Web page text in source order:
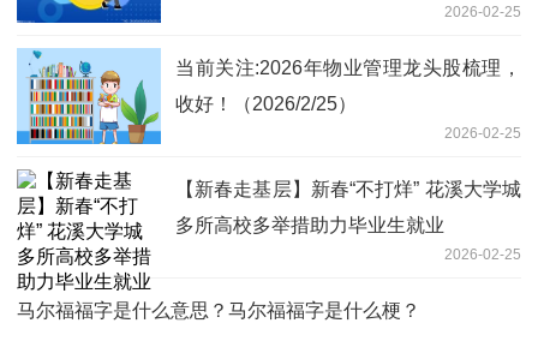
2026-02-25
当前关注:2026年物业管理龙头股梳理，
收好！（2026/2/25）
2026-02-25
【新春走基层】新春“不打烊” 花溪大学城
多所高校多举措助力毕业生就业
2026-02-25
马尔福福字是什么意思？马尔福福字是什么梗？